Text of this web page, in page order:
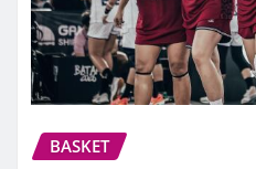
BASKET